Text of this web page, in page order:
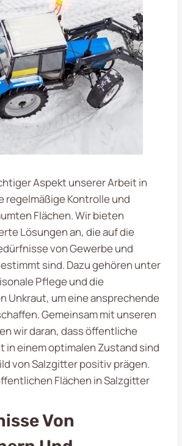
Aspekt unserer Arbeit in
regelmäßige Kontrolle und
Flächen. Wir bieten
Lösungen an, die auf die
von Gewerbe und
sind. Dazu gehören unter
Pflege und die
Unkraut, um eine ansprechende
Gemeinsam mit unseren
wir daran, dass öffentliche
in einem optimalen Zustand sind
von Salzgitter positiv prägen.
Flächen in Salzgitter
Von